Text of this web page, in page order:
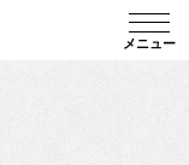
メニュー